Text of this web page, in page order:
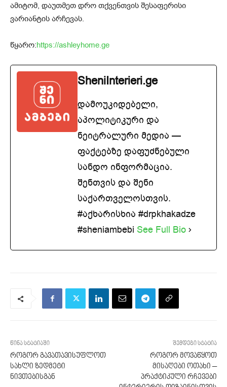
ამიტომ, დაუთმეთ დრო თქვენთვის შესაფერისი
ვარიანტის არჩევას.
წყარო:https://ashleyhome.ge
SheniInterieri.ge
დამოუკიდებელი,
აპოლიტიკური და
ნეიტრალური მედია —
ფაქტებზე დაფუძნებული
სანდო ინფორმაცია.
შენთვის და შენი
საქართველოსთვის.
#აქხარისხია #drpkhakadze
#sheniambebi See Full Bio
წინა სტატიაში
როგორ გავათავისუფლოთ
სახლი ზედმეტი
ნივთებისგან
შემდეგი სტატია
როგორ მოვაწყოთ
მისაღები ოთახი –
პრაქტიკული რჩევები